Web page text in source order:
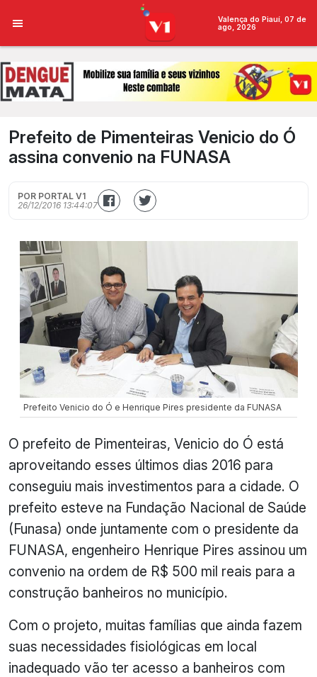
Valença do Piauí, 07 de
ago, 2026
Prefeito de Pimenteiras Venicio do Ó
assina convenio na FUNASA
POR PORTAL V1
26/12/2016 13:44:07
Prefeito Venicio do Ó e Henrique Pires presidente da FUNASA
O prefeito de Pimenteiras, Venicio do Ó está
aproveitando esses últimos dias 2016 para
conseguiu mais investimentos para a cidade. O
prefeito esteve na Fundação Nacional de Saúde
(Funasa) onde juntamente com o presidente da
FUNASA, engenheiro Henrique Pires assinou um
convenio na ordem de R$ 500 mil reais para a
construção banheiros no município.
Com o projeto, muitas famílias que ainda fazem
suas necessidades fisiológicas em local
inadequado vão ter acesso a banheiros com